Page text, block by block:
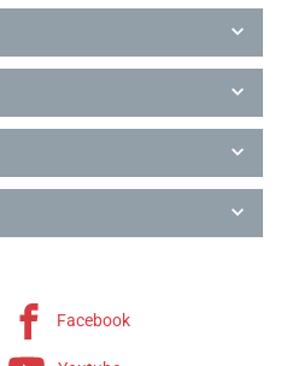
Facebook